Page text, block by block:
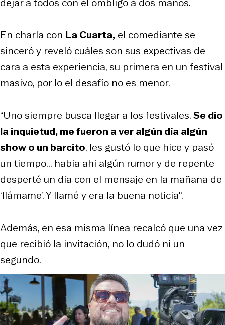
En charla con La Cuarta, el comediante se
sinceró y reveló cuáles son sus expectivas de
cara a esta experiencia, su primera en un festival
masivo, por lo el desafío no es menor.
“Uno siempre busca llegar a los festivales.Se dio
la inquietud, me fueron a ver algún día algún
show o un barcito, les gustó lo que hice y pasó
un tiempo... había ahí algún rumor y de repente
desperté un día con el mensaje en la mañana de
‘llámame’. Y llamé y era la buena noticia".
Además, en esa misma línea recalcó que una vez
que recibió la invitación, no lo dudó ni un
segundo.